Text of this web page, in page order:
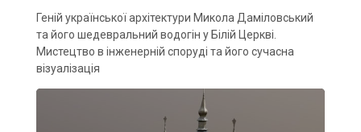
Геній української архітектури Микола Даміловський
та його шедевральний водогін у Білій Церкві.
Мистецтво в інженерній споруді та його сучасна
візуалізація